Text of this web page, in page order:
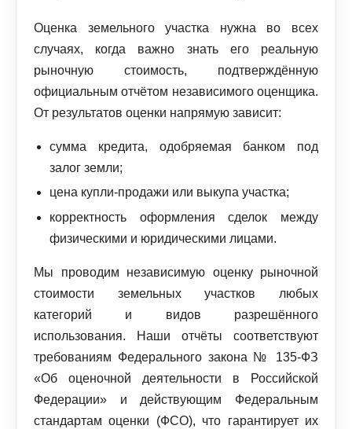
Оценка земельного участка нужна во всех
случаях, когда важно знать его реальную
рыночную стоимость, подтверждённую
официальным отчётом независимого оценщика.
От результатов оценки напрямую зависит:
сумма кредита, одобряемая банком под
залог земли;
цена купли-продажи или выкупа участка;
корректность оформления сделок между
физическими и юридическими лицами.
Мы проводим независимую оценку рыночной
стоимости земельных участков любых
категорий и видов разрешённого
использования. Наши отчёты соответствуют
требованиям Федерального закона № 135‑ФЗ
«Об оценочной деятельности в Российской
Федерации» и действующим Федеральным
стандартам оценки (ФСО), что гарантирует их